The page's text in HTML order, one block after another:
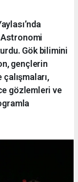
Gök bilimini
gençlerin
gözlemleri ve